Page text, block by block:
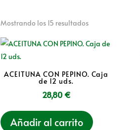
Mostrando los 15 resultados
ACEITUNA CON PEPINO. Caja
de 12 uds.
28,80 €
Añadir al carrito